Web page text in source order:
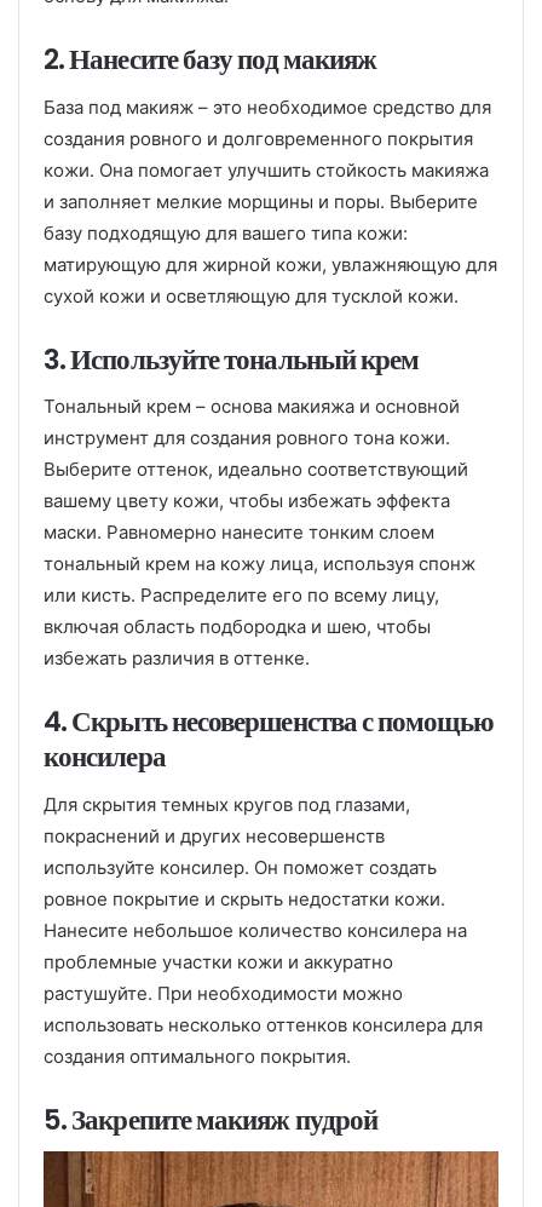
2. Нанесите базу под макияж
База под макияж – это необходимое средство для
создания ровного и долговременного покрытия
кожи. Она помогает улучшить стойкость макияжа
и заполняет мелкие морщины и поры. Выберите
базу подходящую для вашего типа кожи:
матирующую для жирной кожи, увлажняющую для
сухой кожи и осветляющую для тусклой кожи.
3. Используйте тональный крем
Тональный крем – основа макияжа и основной
инструмент для создания ровного тона кожи.
Выберите оттенок, идеально соответствующий
вашему цвету кожи, чтобы избежать эффекта
маски. Равномерно нанесите тонким слоем
тональный крем на кожу лица, используя спонж
или кисть. Распределите его по всему лицу,
включая область подбородка и шею, чтобы
избежать различия в оттенке.
4. Скрыть несовершенства с помощью
консилера
Для скрытия темных кругов под глазами,
покраснений и других несовершенств
используйте консилер. Он поможет создать
ровное покрытие и скрыть недостатки кожи.
Нанесите небольшое количество консилера на
проблемные участки кожи и аккуратно
растушуйте. При необходимости можно
использовать несколько оттенков консилера для
создания оптимального покрытия.
5. Закрепите макияж пудрой